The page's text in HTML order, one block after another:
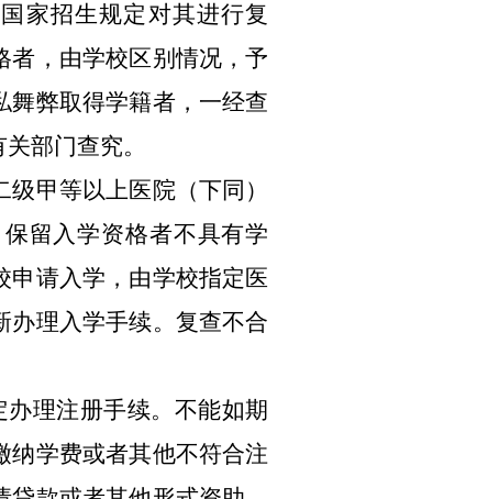
招生规定对其进行复
者，由学校区别情况，予
舞弊取得学籍者，一经查
部门查究。
甲等以上医院（下同）
留入学资格者不具有学
申请入学，由学校指定医
办理入学手续。复查不合
理注册手续。不能如期
纳学费或者其他不符合注